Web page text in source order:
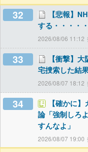
32
【悲報】
する・・・・・
2026/08/06 11:12
33
【衝撃】
宅捜索した結
2026/08/07 18:12
34
【確かに
論「強制しろ
すんなよ」
2026/08/07 19:00